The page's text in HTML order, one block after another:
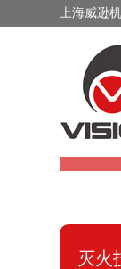
上海威逊
灭火